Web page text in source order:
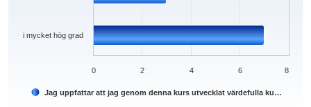
Jag uppfattar att jag genom denna kurs utvecklat värdefulla ku…
i mycket hög grad
0 2 4 6 8